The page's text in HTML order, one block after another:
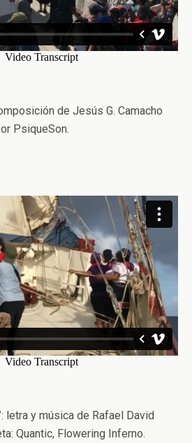
de Jesús G. Camacho
PsiqueSon.
letra y música de Rafael David
Quantic, Flowering Inferno.